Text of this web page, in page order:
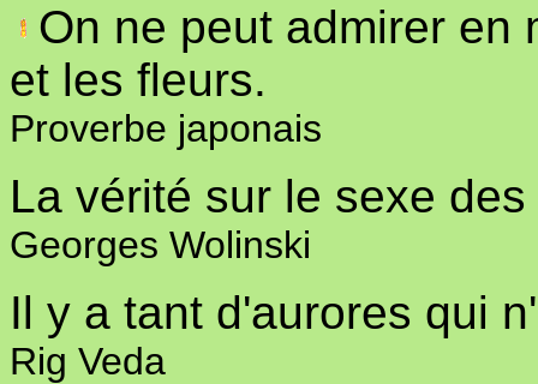
On ne peut admirer en
et les fleurs.
Proverbe japonais
La vérité sur le sexe
Georges Wolinski
Il y a tant d'aurores qui
Rig Veda